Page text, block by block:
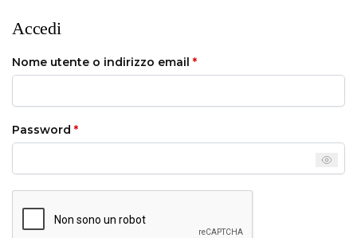
Accedi
Nome utente o indirizzo email *
Password *